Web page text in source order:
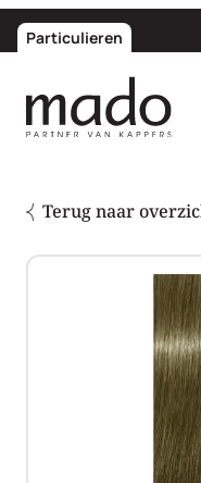
Particulieren
Terug naar